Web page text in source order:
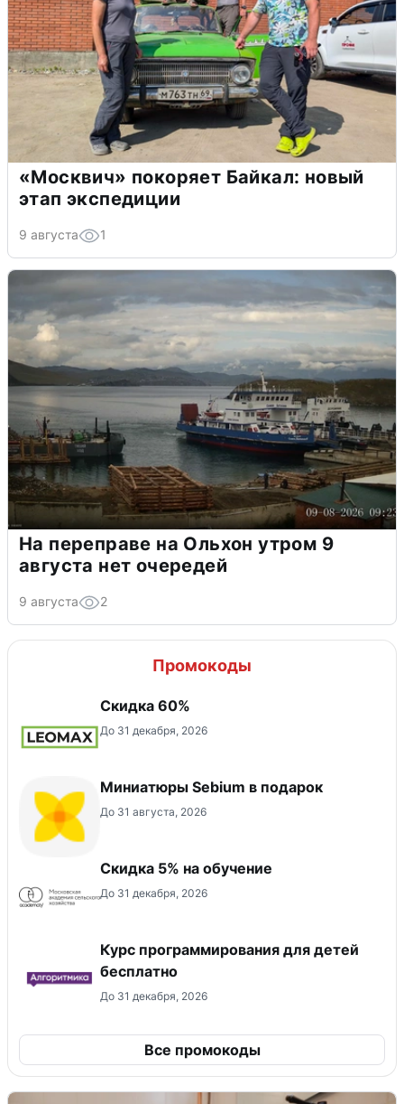
«Москвич» покоряет Байкал: новый
этап экспедиции
9 августа 1
На переправе на Ольхон утром 9
августа нет очередей
9 августа 2
Промокоды
Скидка 60%
До 31 декабря, 2026
Миниатюры Sebium в подарок
До 31 августа, 2026
Скидка 5% на обучение
До 31 декабря, 2026
Курс программирования для детей
бесплатно
До 31 декабря, 2026
Все промокоды